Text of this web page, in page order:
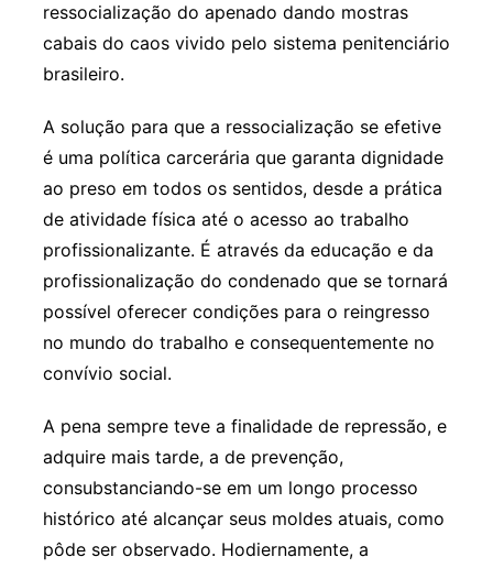
ressocialização do apenado dando mostras
cabais do caos vivido pelo sistema penitenciário
brasileiro.
A solução para que a ressocialização se efetive
é uma política carcerária que garanta dignidade
ao preso em todos os sentidos, desde a prática
de atividade física até o acesso ao trabalho
profissionalizante. É através da educação e da
profissionalização do condenado que se tornará
possível oferecer condições para o reingresso
no mundo do trabalho e consequentemente no
convívio social.
A pena sempre teve a finalidade de repressão, e
adquire mais tarde, a de prevenção,
consubstanciando-se em um longo processo
histórico até alcançar seus moldes atuais, como
pôde ser observado. Hodiernamente, a